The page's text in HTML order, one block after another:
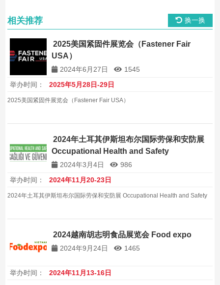
相关推荐 换一换
2025美国紧固件展览会（Fastener Fair
USA）
2024年6月27日
1545
举办时间：
2025年5月28日-29日
2025美国紧固件展览会（Fastener Fair USA）
2024年土耳其伊斯坦布尔国际劳保和安防展
Occupational Health and Safety
2024年3月4日
986
举办时间：
2024年11月20-23日
2024年土耳其伊斯坦布尔国际劳保和安防展 Occupational Health and Safety
2024越南胡志明食品展览会 Food expo
2024年9月24日 1465
举办时间： 2024年11月13-16日